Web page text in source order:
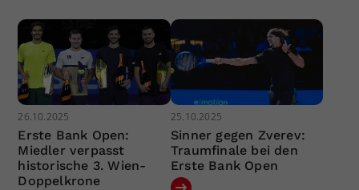
26.10.2025
Erste Bank Open:
Miedler verpasst
historische 3. Wien-
Doppelkrone
25.10.2025
Sinner gegen Zverev:
Traumfinale bei den
Erste Bank Open